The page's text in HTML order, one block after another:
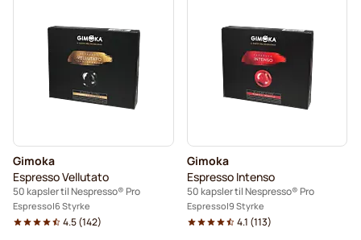
Afkalkning og plejeprodukter til Nespresso® Pro
Kapsler til Nespresso® Professional
Gimoka kapsler til Nespresso® Pro
Kaffekapslen til Nespresso® Professional
Gimoka
Espresso Vellutato
50 kapsler til Nespresso® Pro
Espresso 6 Styrke
4.5(142)
Gimoka
Espresso Intenso
50 kapsler til Nespresso® Pro
Espresso 9 Styrke
4.1 (113)